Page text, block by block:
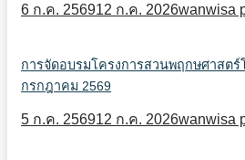
6 ก.ค. 256912 ก.ค. 2026wanwisa
การจัดอบรมโครงการสวนพฤกษศาสตร์
กรกฎาคม 2569
5 ก.ค. 256912 ก.ค. 2026wanwisa